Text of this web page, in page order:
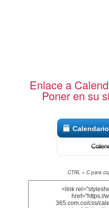
Enlace a
Poner en su
CTRL + C para